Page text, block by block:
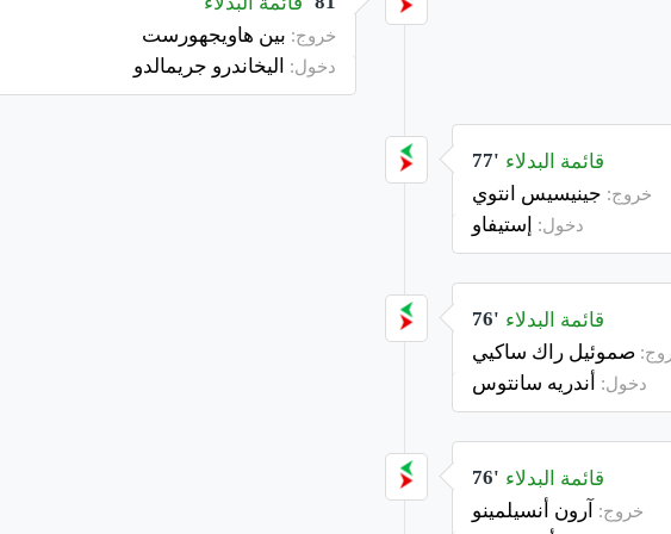
خروج: بين هاويجهورست
دخول: اليخاندرو جريمالدو
77' قائمة البدلاء
خروج: جينيسيس انتوي
دخول: إستيفاو
76' قائمة البدلاء
صموئيل راك ساكيي
دخول: أندريه سانتوس
76' قائمة البدلاء
خروج: آرون أنسيلمينو